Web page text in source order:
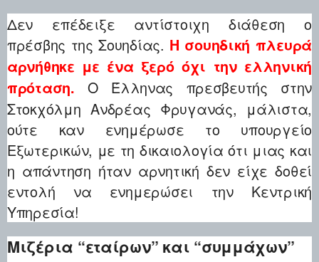
Δεν επέδειξε αντίστοιχη διάθεση ο
πρέσβης της Σουηδίας. Η σουηδική πλευρά
αρνήθηκε με ένα ξερό όχι την ελληνική
πρόταση. Ο Έλληνας πρεσβευτής στην
Στοκχόλμη Ανδρέας Φρυγανάς, μάλιστα,
ούτε καν ενημέρωσε το υπουργείο
Εξωτερικών, με τη δικαιολογία ότι μιας και
η απάντηση ήταν αρνητική δεν είχε δοθεί
εντολή να ενημερώσει την Κεντρική
Υπηρεσία!
Μιζέρια “εταίρων” και “συμμάχων”